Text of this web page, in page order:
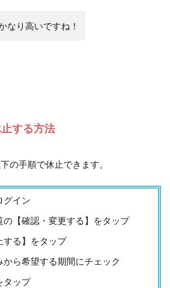
なり高いですね！
する方法
の手順で休止できます。
グイン
の【確認・変更する】をタップ
する】をタップ
から希望する期間にチェック
タップ